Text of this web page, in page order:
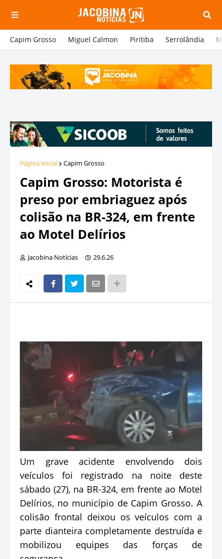
Capim Grosso Miguel Calmon Piritiba Serrolândia
Página inicial Capim Grosso
Capim Grosso: Motorista é
preso por embriaguez após
colisão na BR-324, em frente
ao Motel Delírios
Jacobina Notícias 29.6.26
Um grave acidente envolvendo dois
veículos foi registrado na noite deste
sábado (27), na BR-324, em frente ao Motel
Delírios, no município de Capim Grosso. A
colisão frontal deixou os veículos com a
parte dianteira completamente destruída e
mobilizou equipes das forças de